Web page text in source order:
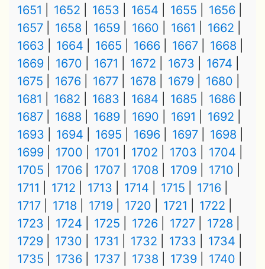
1651
1652 1653 1654 1655
1656
1657
1658 1659 1660 1661
1662
1663
1664 1665 1666 1667
1668
1669
1670 1671 1672 1673
1674
1675
1676 1677 1678 1679
1680
1681
1682 1683 1684 1685
1686
1687
1688 1689 1690 1691
1692
1693
1694 1695 1696 1697
1698
1699
1700 1701 1702 1703
1704
1705
1706 1707 1708 1709
1710
1711
1712 1713 1714 1715
1716
1717
1718 1719 1720 1721
1722
1723
1724 1725 1726 1727
1728
1729
1730 1731 1732 1733
1734
1735
1736 1737 1738 1739
1740